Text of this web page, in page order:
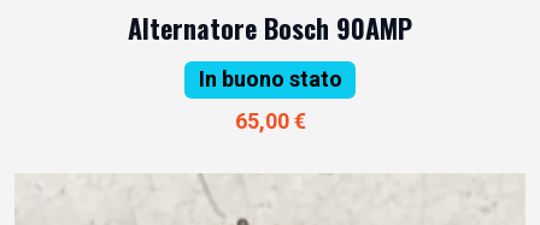
Alternatore Bosch 90AMP
In buono stato
65,00 €